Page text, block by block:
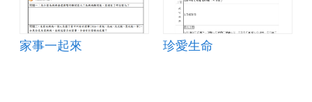
家事一起來 珍愛生命